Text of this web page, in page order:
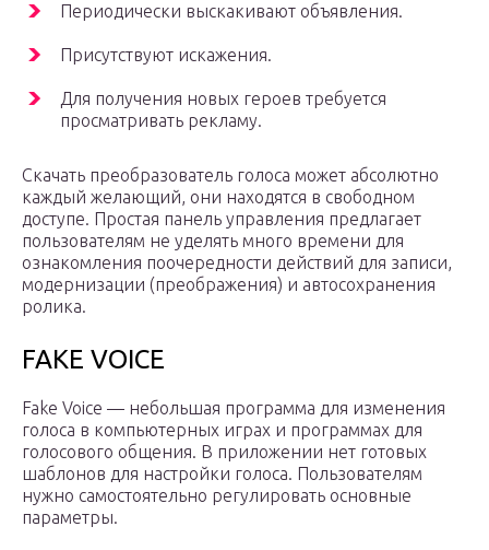
Периодически выскакивают объявления.
Присутствуют искажения.
Для получения новых героев требуется
просматривать рекламу.
Скачать преобразователь голоса может абсолютно
каждый желающий, они находятся в свободном
доступе. Простая панель управления предлагает
пользователям не уделять много времени для
ознакомления поочередности действий для записи,
модернизации (преображения) и автосохранения
ролика.
FAKE VOICE
Fake Voice — небольшая программа для изменения
голоса в компьютерных играх и программах для
голосового общения. В приложении нет готовых
шаблонов для настройки голоса. Пользователям
нужно самостоятельно регулировать основные
параметры.